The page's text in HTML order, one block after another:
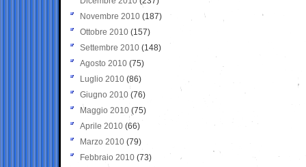
Novembre 2010 (187)
Ottobre 2010 (157)
Settembre 2010 (148)
Agosto 2010 (75)
Luglio 2010 (86)
Giugno 2010 (76)
Maggio 2010 (75)
Aprile 2010 (66)
Marzo 2010 (79)
Febbraio 2010 (73)